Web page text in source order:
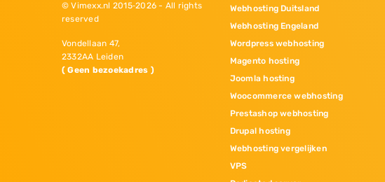
© Vimexx.nl 2015‐2026 - All rights
reserved
Vondellaan 47,
2332AA Leiden
( Geen bezoekadres )
Webhosting Duitsland
Webhosting Engeland
Wordpress webhosting
Magento hosting
Joomla hosting
Woocommerce webhosting
Prestashop webhosting
Drupal hosting
Webhosting vergelijken
VPS